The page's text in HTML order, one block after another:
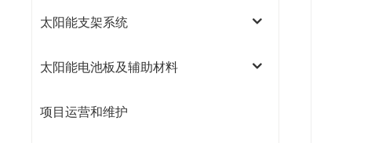
太阳能支架系统
太阳能电池板及辅助材料
项目运营和维护